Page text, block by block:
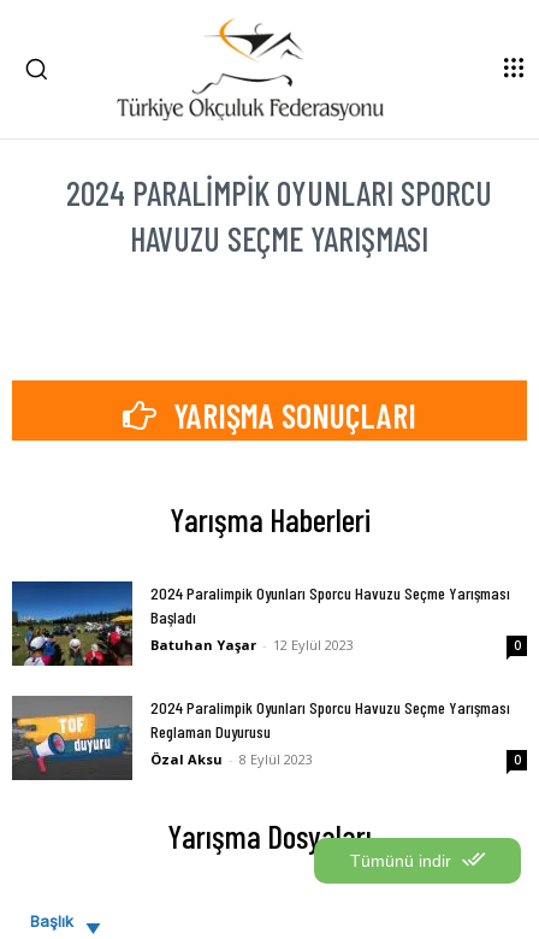
2024 PARALIMPIK OYUNLARI SPORCU
HAVUZU SEÇME YARIŞMASI
YARIŞMA SONUÇLARI
Yarışma Haberleri
2024 Paralimpik Oyunları Sporcu Havuzu Seçme Yarışması
Başladı
Batuhan Yaşar - 12 Eylül 2023 0
2024 Paralimpik Oyunları Sporcu Havuzu Seçme Yarışması
Reglaman Duyurusu
Özal Aksu - 8 Eylül 2023 0
Yarışma Dosyaları
Tümünü indir
Başlık